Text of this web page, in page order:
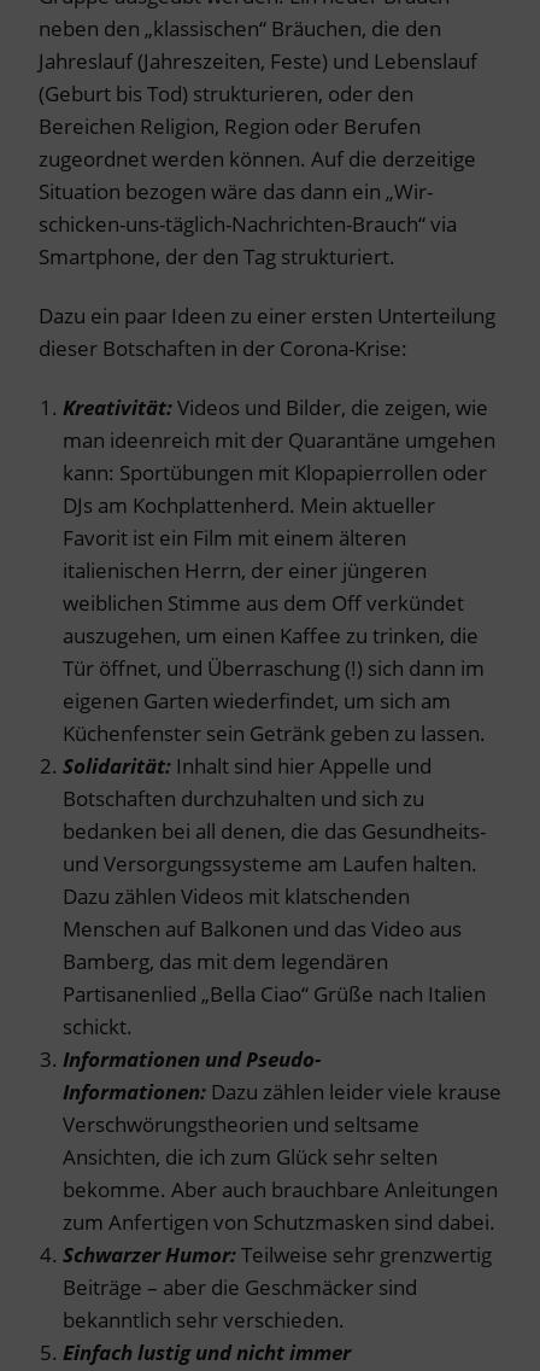
neben den „klassischen“ Bräuchen, die den
Jahreslauf (Jahreszeiten, Feste) und Lebenslauf
(Geburt bis Tod) strukturieren, oder den
Bereichen Religion, Region oder Berufen
zugeordnet werden können. Auf die derzeitige
Situation bezogen wäre das dann ein „Wir-
schicken-uns-täglich-Nachrichten-Brauch“ via
Smartphone, der den Tag strukturiert.
Dazu ein paar Ideen zu einer ersten Unterteilung
dieser Botschaften in der Corona-Krise:
Kreativität:Videos und Bilder, die zeigen, wie
man ideenreich mit der Quarantäne umgehen
kann: Sportübungen mit Klopapierrollen oder
DJs am Kochplattenherd. Mein aktueller
Favorit ist ein Film mit einem älteren
italienischen Herrn, der einer jüngeren
weiblichen Stimme aus dem Off verkündet
auszugehen, um einen Kaffee zu trinken, die
Tür öffnet, und Überraschung (!) sich dann im
eigenen Garten wiederfindet, um sich am
Küchenfenster sein Getränk geben zu lassen.
Solidarität: Inhalt sind hier Appelle und
Botschaften durchzuhalten und sich zu
bedanken bei all denen, die das Gesundheits-
und Versorgungssysteme am Laufen halten.
Dazu zählen Videos mit klatschenden
Menschen auf Balkonen und das Video aus
Bamberg, das mit dem legendären
Partisanenlied „Bella Ciao“ Grüße nach Italien
schickt.
Informationen und Pseudo-
Informationen: Dazu zählen leider viele krause
Verschwörungstheorien und seltsame
Ansichten, die ich zum Glück sehr selten
bekomme. Aber auch brauchbare Anleitungen
zum Anfertigen von Schutzmasken sind dabei.
Schwarzer Humor:Teilweise sehr grenzwertig
Beiträge – aber die Geschmäcker sind
bekanntlich sehr verschieden.
Einfach lustig und nicht immer